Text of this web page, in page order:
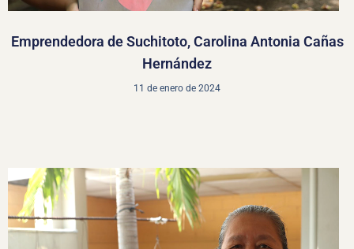
Emprendedora de Suchitoto, Carolina Antonia Cañas
Hernández
11 de enero de 2024